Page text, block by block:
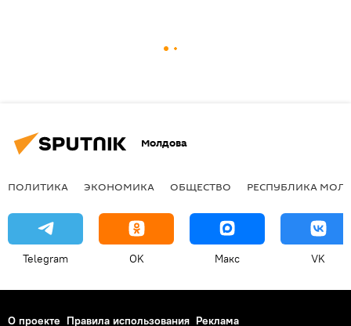
Молдова
ПОЛИТИКА ЭКОНОМИКА ОБЩЕСТВО РЕСПУБЛИКА
Telegram OK Макс VK
О проекте Правила использования Реклама